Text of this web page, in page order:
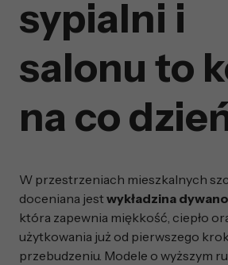
sypialni i
salonu to
na co
W przestrzeniach mieszkalnych
doceniana jest wykładzina
która zapewnia miękkość, ciepło
użytkowania już od pierwszego
przebudzeniu. Modele o wyższym